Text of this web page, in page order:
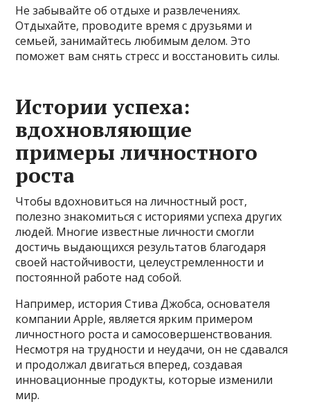
Не забывайте об отдыхе и развлечениях.
Отдыхайте, проводите время с друзьями и
семьей, занимайтесь любимым делом. Это
поможет вам снять стресс и восстановить силы.
Истории успеха:
вдохновляющие
примеры личностного
роста
Чтобы вдохновиться на личностный рост,
полезно знакомиться с историями успеха других
людей. Многие известные личности смогли
достичь выдающихся результатов благодаря
своей настойчивости, целеустремленности и
постоянной работе над собой.
Например, история Стива Джобса, основателя
компании Apple, является ярким примером
личностного роста и самосовершенствования.
Несмотря на трудности и неудачи, он не сдавался
и продолжал двигаться вперед, создавая
инновационные продукты, которые изменили
мир.